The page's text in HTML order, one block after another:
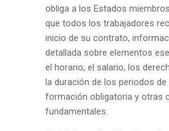
obliga a los Estados
que todos los trabajadores
inicio de su contrato,
detallada sobre elementos
el horario, el salario, los
la duración de los periodos de
formación obligatoria y otras
fundamentales.